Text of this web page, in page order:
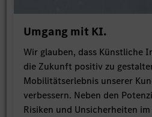
Umgang mit KI.
Wir glauben, dass Künstliche
die Zukunft positiv zu
Mobilitätserlebnis unserer
verbessern. Neben den
Risiken und Unsicherheiten